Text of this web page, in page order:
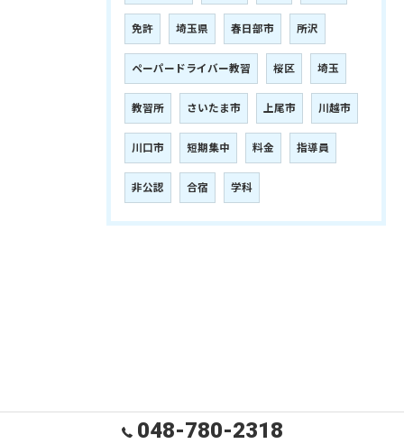
免許 埼玉県 春日部市 所沢
ペーパードライバー教習 桜区 埼玉
教習所 さいたま市 上尾市 川越市
川口市 短期集中 料金 指導員
非公認 合宿 学科
048-780-2318